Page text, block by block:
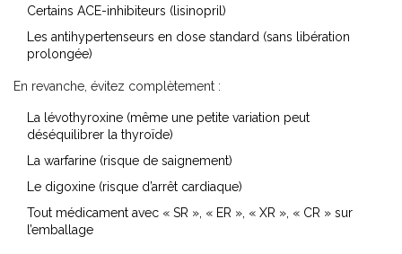
Certains ACE-inhibiteurs (lisinopril)
Les antihypertenseurs en dose standard (sans libération
prolongée)
En revanche, évitez complètement :
La lévothyroxine (même une petite variation peut
déséquilibrer la thyroïde)
La warfarine (risque de saignement)
Le digoxine (risque d’arrêt cardiaque)
Tout médicament avec « SR », « ER », « XR », « CR » sur
l’emballage